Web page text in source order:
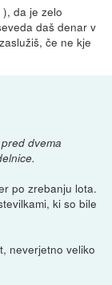
), da je zelo
daš denar v
če ne kje
dvema
po zrebanju lota.
ki so bile
neverjetno veliko